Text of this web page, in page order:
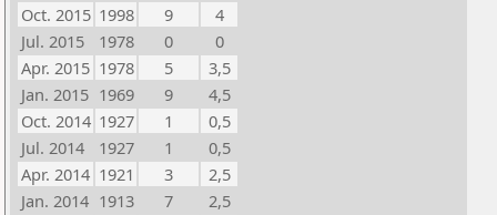
Oct. 2015 1998 9
4
Jul. 2015
1978 0
0
Apr. 2015 1978 5
3,5
Jan. 2015 1969 9
4,5
Oct. 2014 1927 1
0,5
Jul. 2014
1927 1
0,5
Apr. 2014 1921 3
2,5
Jan. 2014 1913 7
2,5